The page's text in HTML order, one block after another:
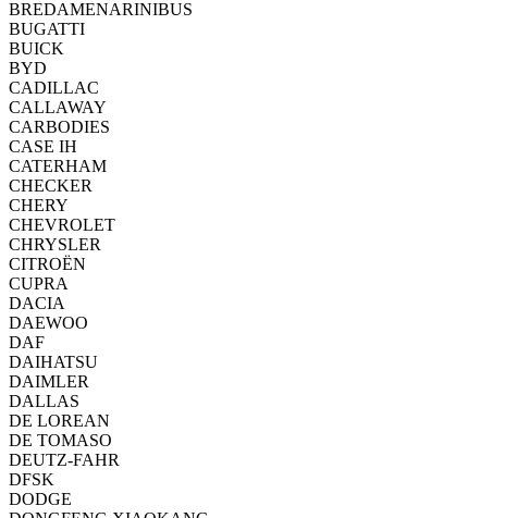
BREDAMENARINIBUS
BUGATTI
BUICK
BYD
CADILLAC
CALLAWAY
CARBODIES
CASE IH
CATERHAM
CHECKER
CHERY
CHEVROLET
CHRYSLER
CITROËN
CUPRA
DACIA
DAEWOO
DAF
DAIHATSU
DAIMLER
DALLAS
DE LOREAN
DE TOMASO
DEUTZ-FAHR
DFSK
DODGE